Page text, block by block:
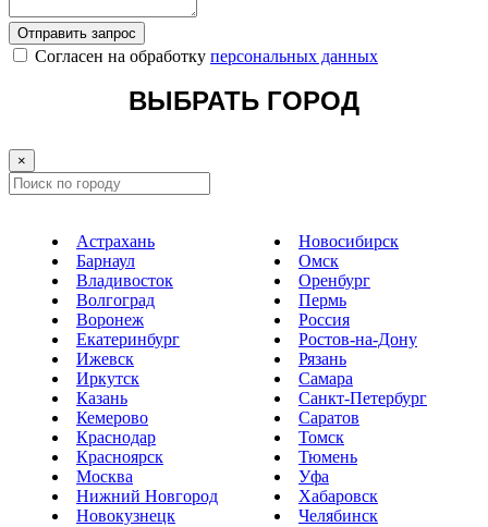
Отправить запрос
Cогласен на обработку персональных данных
ВЫБРАТЬ ГОРОД
×
Астрахань
Барнаул
Владивосток
Волгоград
Воронеж
Екатеринбург
Ижевск
Иркутск
Казань
Кемерово
Краснодар
Красноярск
Москва
Нижний Новгород
Новокузнецк
Новосибирск
Омск
Оренбург
Пермь
Россия
Ростов-на-Дону
Рязань
Самара
Санкт-Петербург
Саратов
Томск
Тюмень
Уфа
Хабаровск
Челябинск